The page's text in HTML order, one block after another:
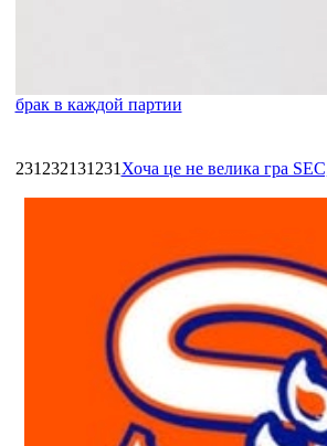
брак в каждой партии
231232131231 Хоча це не велика гра